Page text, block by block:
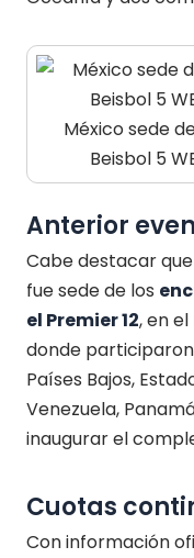
México sede
Beisbol 5
Anterior
Cabe destacar
fue sede de los
el Premier 12, en
donde
Países Bajos,
Venezuela,
inaugurar el
Cuotas
Con información